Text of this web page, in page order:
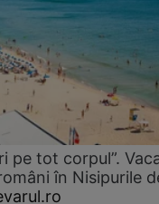
pe tot corpul”.
în Nisipurile